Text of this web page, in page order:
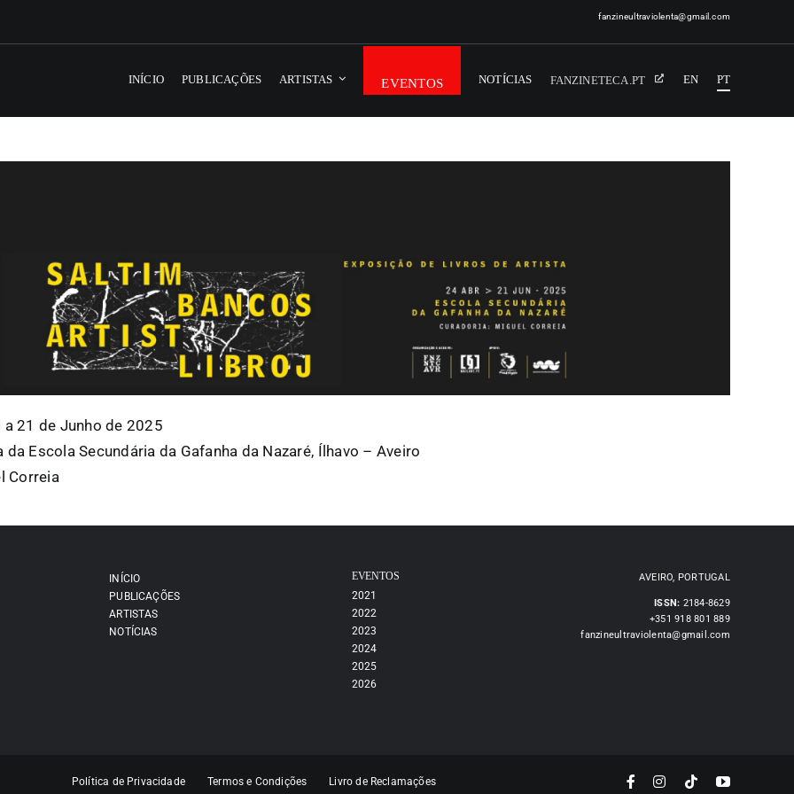
fanzineultraviolenta@gmail.com
INÍCIO PUBLICAÇÕES ARTISTAS EVENTOS NOTÍCIAS FANZINETECA.PT EN PT
21 de Junho de 2025
da Escola Secundária da Gafanha da Nazaré, Ílhavo – Aveiro
Correia
INÍCIO
PUBLICAÇÕES
ARTISTAS
NOTÍCIAS
EVENTOS
2021
2022
2023
2024
2025
2026
AVEIRO, PORTUGAL
ISSN: 2184-8629
+351 918 801 889
fanzineultraviolenta@gmail.com
Política de Privacidade Termos e Condições Livro de Reclamações